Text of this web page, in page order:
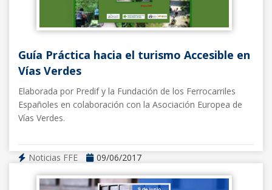
Guía Práctica hacia el turismo Accesible en
Vías Verdes
Elaborada por Predif y la Fundación de los Ferrocarriles
Españoles en colaboración con la Asociación Europea de
Vías Verdes.
Noticias FFE 09/06/2017